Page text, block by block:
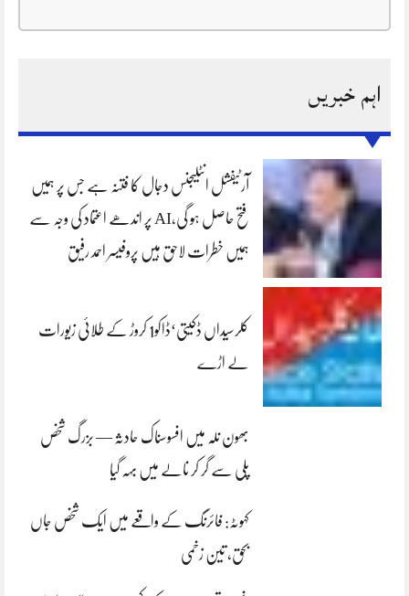
اہم خبریں
آرٹیفشل انٹلیجنس دجال کا فتنہ ہے جس پر ہمیں
فتح حاصل ہو گی،AI پر اندھے اعتماد کی وجہ سے
ہمیں خطرات لاحق ہیں پروفیسر احمد رفیق
کلرسیداں ڈکیتی‘ڈاکو1 کروڑ کے طلائی زیورات
لے اڑے
بھون نلہ میں افسوسناک حادثہ — بزرگ شخص
پلی سے گر کر نالے میں بہہ گیا
کہوٹہ: فائرنگ کے واقعے میں ایک شخص جاں
بحق، تین زخمی